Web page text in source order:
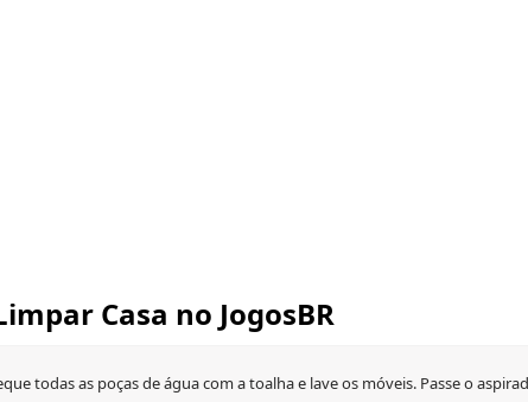
Casa no JogosBR
todas as poças de água com a toalha e lave os móveis. Passe o